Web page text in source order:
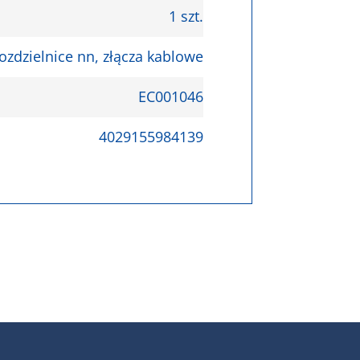
1 szt.
nn, złącza kablowe
EC001046
4029155984139